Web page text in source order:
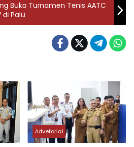
Buka Turnamen Tenis AATC
di Palu
Advetorial